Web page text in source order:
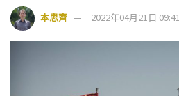
本思齊 2022年04月21日 09:41